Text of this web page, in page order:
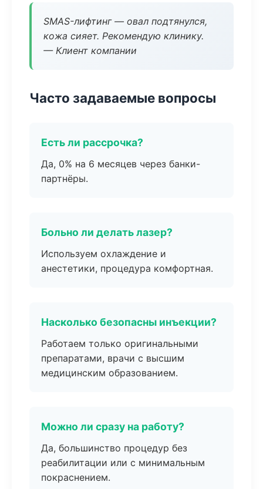
SMAS-лифтинг — овал подтянулся,
кожа сияет. Рекомендую клинику.
— Клиент компании
Часто задаваемые вопросы
Есть ли рассрочка?
Да, 0% на 6 месяцев через банки-
партнёры.
Больно ли делать лазер?
Используем охлаждение и
анестетики, процедура комфортная.
Насколько безопасны инъекции?
Работаем только оригинальными
препаратами, врачи с высшим
медицинским образованием.
Можно ли сразу на работу?
Да, большинство процедур без
реабилитации или с минимальным
покраснением.